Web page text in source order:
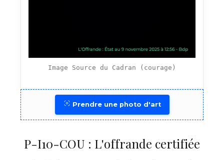
Image Source du Cadran (courage)
Prendre une photo d'art
P-I10-COU : L'offrande certifiée